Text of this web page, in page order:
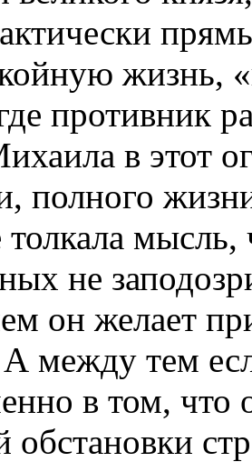
жизнь,
противник
в этот
полного
толкала
не
он желает
А между тем
в том, что
обстановки